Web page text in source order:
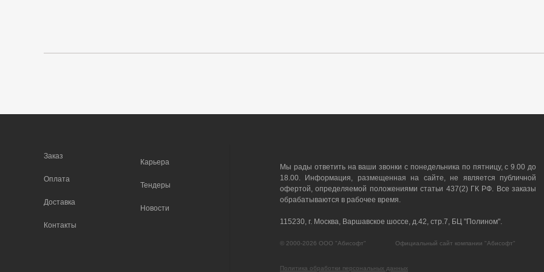
Заказ
Оплата
Доставка
Контакты
Карьера
Тендеры
Новости
Мы рады ответить на ваши звонки с понедельника по пятницу, с 9.00 до
18.00. Информация, размещенная на сайте, не является публичной
офертой, определяемой положениями статьи 437(2) ГК РФ. Все заказы
обрабатываются в рабочее время.
115230, г. Москва, Варшавское шоссе, д.42, стр.7, БЦ "Полином".
© 2000-2026 ООО "Абисофт" Официальный сайт компании "Абисофт"
Политика обработки персональных данных